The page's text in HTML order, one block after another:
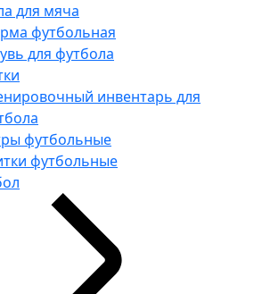
для мяча
футбольная
для футбола
инвентарь для
футбольные
футбольные